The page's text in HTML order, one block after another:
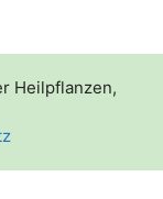
Heilpflanzen,